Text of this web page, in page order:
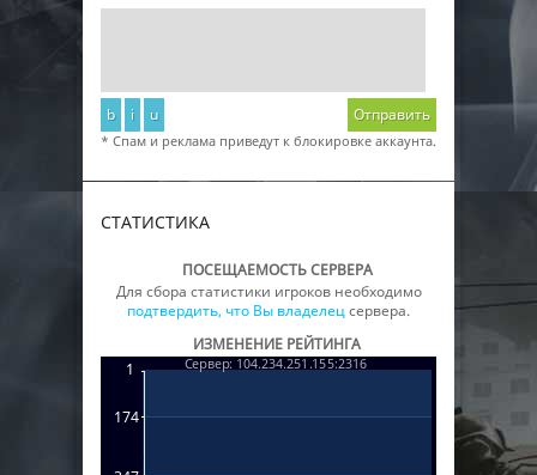
b i u Отправить
* Спам и реклама приведут к блокировке аккаунта.
СТАТИСТИКА
ПОСЕЩАЕМОСТЬ СЕРВЕРА
Для сбора статистики игроков необходимо
подтвердить, что Вы владелецсервера.
ИЗМЕНЕНИЕ РЕЙТИНГА